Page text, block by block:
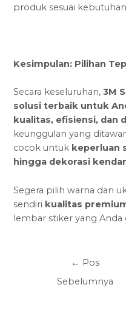
produk sesuai
Kesimpulan: Pilihan
Secara keseluruhan,3M
solusi terbaik untuk
kualitas, efisiensi, dan
keunggulan yang
cocok untuk keperluan
hingga dekorasi
Segera pilih warna dan
sendiri kualitas
lembar stiker yang Anda
← Pos
Sebelumnya